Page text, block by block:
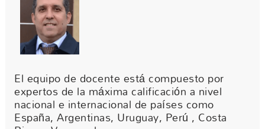
El equipo de docente está compuesto por
expertos de la máxima calificación a nivel
nacional e internacional de países como
España, Argentinas, Uruguay, Perú , Costa